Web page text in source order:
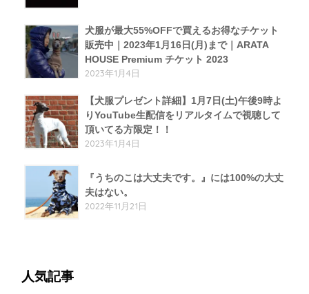
犬服が最大55%OFFで買えるお得なチケット
販売中｜2023年1月16日(月)まで｜ARATA
HOUSE Premium チケット 2023
2023年1月4日
【犬服プレゼント詳細】1月7日(土)午後9時よ
りYouTube生配信をリアルタイムで視聴して
頂いてる方限定！！
2023年1月4日
『うちのこは大丈夫です。』には100%の大丈
夫はない。
2022年11月21日
人気記事